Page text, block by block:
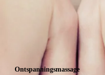
Ontspanningsmassage